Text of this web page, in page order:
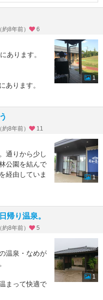
8年前） 6
あります。
あります。
つる感があり
1
8年前） 11
通りから少し
公園を結んで
経由していま
かったように
1
帰り温泉。
8年前） 5
温泉・なめが
まって快適で
1